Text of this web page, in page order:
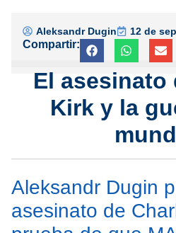
Aleksandr Dugin 12 de
Compartir:
El asesinato
Kirk y la
Aleksandr Dugin
asesinato de